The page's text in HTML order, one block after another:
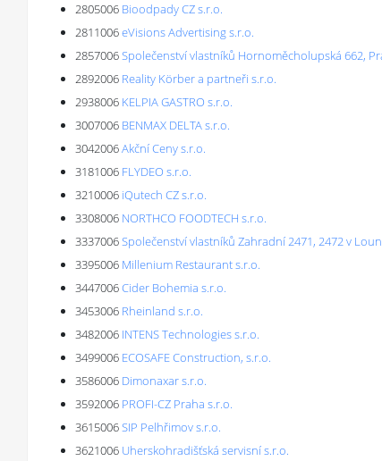
2805006 Bioodpady CZ s.r.o.
2811006eVisions Advertising s.r.o.
2857006Společenství vlastníků Hornoměcholupská 662,
2892006 Reality Körber a partneři s.r.o.
2938006 KELPIA GASTRO s.r.o.
3007006 BENMAX DELTA s.r.o.
3042006Akční Ceny s.r.o.
3181006 FLYDEO s.r.o.
3210006 iQutech CZ s.r.o.
3308006 NORTHCO FOODTECH s.r.o.
3337006Společenství vlastníků Zahradní 2471, 2472 v
3395006 Millenium Restaurant s.r.o.
3447006Cider Bohemia s.r.o.
3453006 Rheinland s.r.o.
3482006 INTENS Technologies s.r.o.
3499006 ECOSAFE Construction, s.r.o.
3586006 Dimonaxar s.r.o.
3592006 PROFI-CZ Praha s.r.o.
3615006SIP Pelhřimov s.r.o.
3621006 Uherskohradišťská servisní s.r.o.